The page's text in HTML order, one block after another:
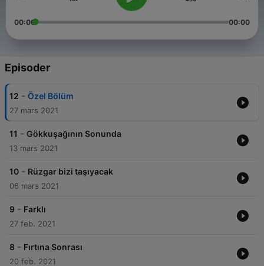
00:00 00:00
Episoder
12 - Özel Bölüm
27 mars 2021
11 - Gökkuşağının Sonunda
13 mars 2021
10 - Rüzgar bizi taşıyacak
06 mars 2021
9 - Farklı
27 feb. 2021
8 - Fırtına Sonrası
20 feb. 2021